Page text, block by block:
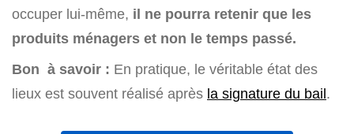
occuper lui-même, il ne pourra retenir que les
produits ménagers et non le temps passé.
Bon à savoir : En pratique, le véritable état des
lieux est souvent réalisé après la signature du bail.